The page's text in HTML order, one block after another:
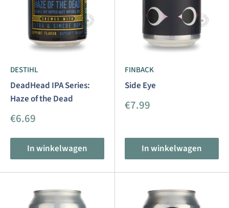
DESTIHL
DeadHead IPA Series:
Haze of the Dead
Aanbiedingsprijs
€6.69
In winkelwagen
FINBACK
Side Eye
Aanbiedingsprijs
€7.99
In winkelwagen